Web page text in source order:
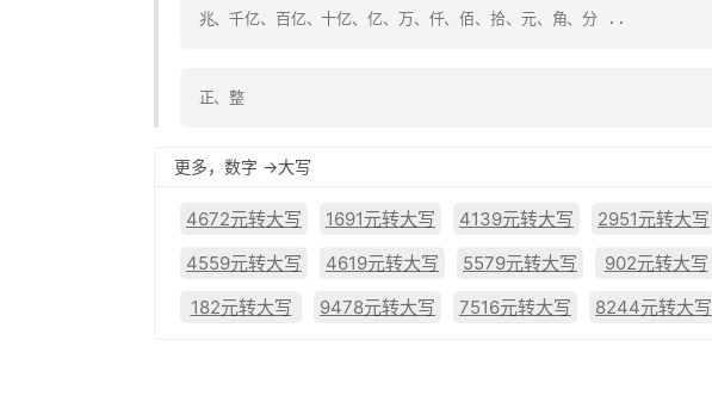
兆、千亿、百亿、十亿、亿、万、仟、佰、拾、元、角、分 ..
正、整
更多，数字 ->大写
4672元转大写 1691元转大写 4139元转大写 2951元转大写
4559元转大写
4619元转大写 5579元转大写 902元转大写
182元转大写
9478元转大写 7516元转大写 8244元转大写